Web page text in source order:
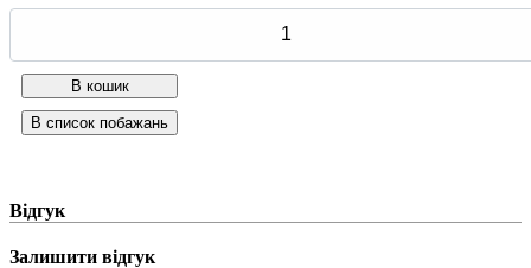
Відгук
Залишити відгук